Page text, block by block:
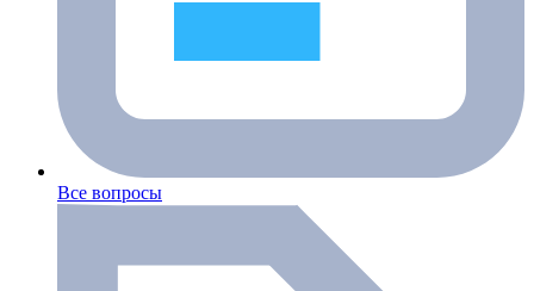
Все вопросы